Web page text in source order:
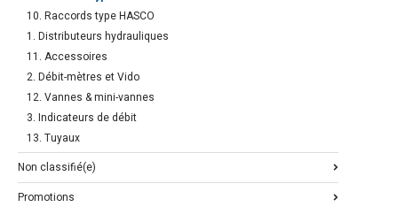
10. Raccords type HASCO
1. Distributeurs hydrauliques
11. Accessoires
2. Débit-mètres et Vido
12. Vannes & mini-vannes
3. Indicateurs de débit
13. Tuyaux
Non classifié(e)
Promotions